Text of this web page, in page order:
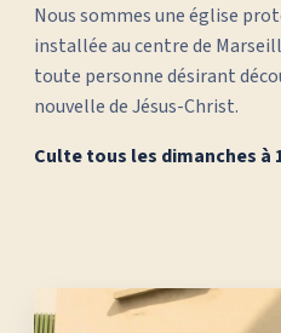
Nous sommes une église
installée au centre de
toute personne désirant
nouvelle de Jésus-Christ.
Culte tous les dimanches à